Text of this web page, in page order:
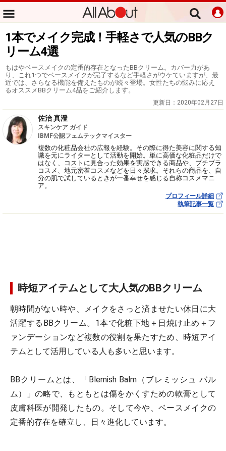
1本でメイク完成！手軽さで人気のBBク
リーム4選
もはやベースメイクの定番的存在となったBBクリーム。カバー力があ
り、これ1つでベースメイクが完了するなど手軽さがウケていますが、最
近では、さらなる機能を備えたものが続々登場。女性たちの悩みに応え
るオススメBBクリーム4品をご紹介します。
更新日： 2020年02月27日
佐治 真澄
スキンケア ガイド
IBMF公認フェムテックマイスター
複数の化粧品会社の広報を経験。その際に得た美容に関する知
識を元にライターとして活動を開始。単に高価な化粧品だけで
はなく、コストに見合った効果を実感できる商品や、プチプラ
コスメ、地元密着コスメなどを日々探求。それらの商品を、自
分の肌で試しているときが一番幸せを感じる自称コスメマニ
ア。
プロフィール詳細
執筆記事一覧
時短アイテムとして大人気のBBクリーム
朝時間がない時や、メイクをさっと済ませたい休日に大
活躍するBBクリーム。1本で化粧下地＋日焼け止め＋フ
ァンデーションなど複数の役割を果たすため、時短アイ
テムとして活用している人も多いと思います。
BBクリームとは、「Blemish Balm（ブレミッシュ バル
ム）」の略で、もともとは傷をかくすための軟膏として
皮膚科医が開発したもの。そして今や、ベースメイクの
定番的存在を確立し、日々進化しています。